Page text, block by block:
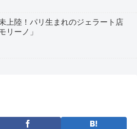
上陸！パリ生まれのジェラート店
リーノ」